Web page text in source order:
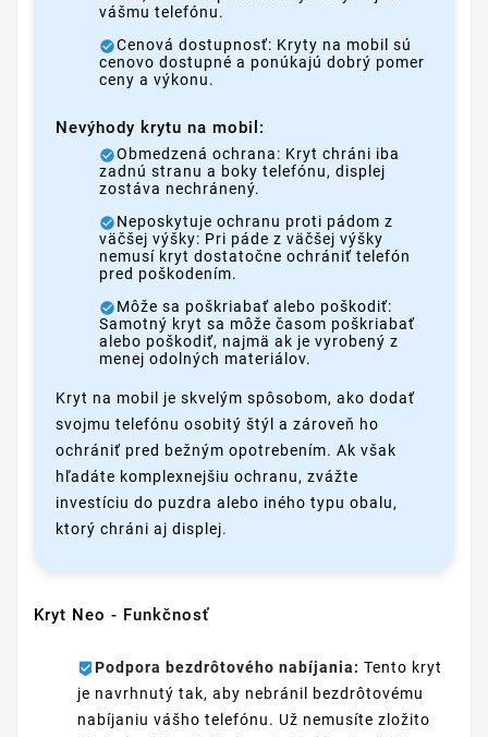
vášmu telefónu.
Cenová dostupnosť: Kryty na mobil sú
cenovo dostupné a ponúkajú dobrý pomer
ceny a výkonu.
Nevýhody krytu na mobil:
Obmedzená ochrana: Kryt chráni iba
zadnú stranu a boky telefónu, displej
zostáva nechránený.
Neposkytuje ochranu proti pádom z
väčšej výšky: Pri páde z väčšej výšky
nemusí kryt dostatočne ochrániť telefón
pred poškodením.
Môže sa poškriabať alebo poškodiť:
Samotný kryt sa môže časom poškriabať
alebo poškodiť, najmä ak je vyrobený z
menej odolných materiálov.
Kryt na mobil je skvelým spôsobom, ako dodať
svojmu telefónu osobitý štýl a zároveň ho
ochrániť pred bežným opotrebením. Ak však
hľadáte komplexnejšiu ochranu, zvážte
investíciu do puzdra alebo iného typu obalu,
ktorý chráni aj displej.
Kryt Neo - Funkčnosť
Podpora bezdrôtového nabíjania: Tento kryt
je navrhnutý tak, aby nebránil bezdrôtovému
nabíjaniu vášho telefónu. Už nemusíte zložito